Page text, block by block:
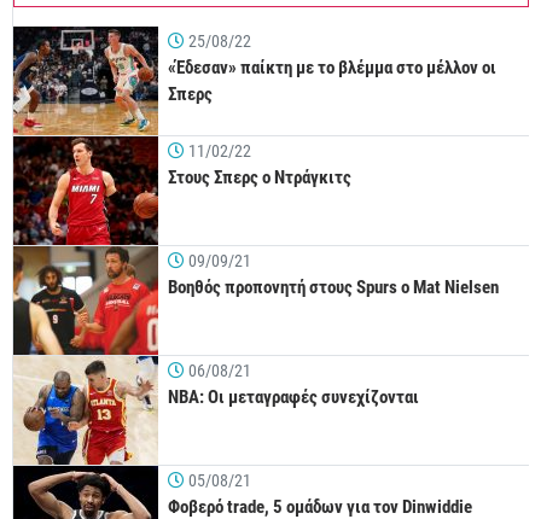
25/08/22
«Έδεσαν» παίκτη με το βλέμμα στο μέλλον οι
Σπερς
11/02/22
Στους Σπερς ο Ντράγκιτς
09/09/21
Βοηθός προπονητή στους Spurs o Mat Nielsen
06/08/21
ΝΒΑ: Οι μεταγραφές συνεχίζονται
05/08/21
Φοβερό trade, 5 ομάδων για τον Dinwiddie